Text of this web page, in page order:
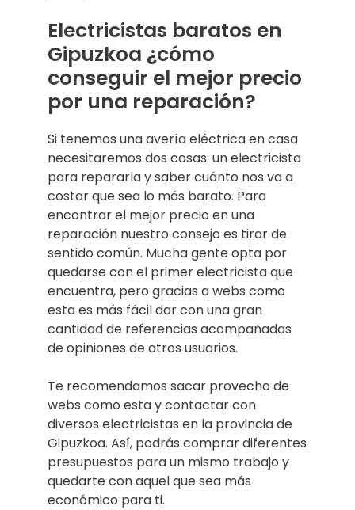
Electricistas baratos en
Gipuzkoa ¿cómo
conseguir el mejor precio
por una reparación?
Si tenemos una avería eléctrica en casa
necesitaremos dos cosas: un electricista
para repararla y saber cuánto nos va a
costar que sea lo más barato. Para
encontrar el mejor precio en una
reparación nuestro consejo es tirar de
sentido común. Mucha gente opta por
quedarse con el primer electricista que
encuentra, pero gracias a webs como
esta es más fácil dar con una gran
cantidad de referencias acompañadas
de opiniones de otros usuarios.
Te recomendamos sacar provecho de
webs como esta y contactar con
diversos electricistas en la provincia de
Gipuzkoa. Así, podrás comprar diferentes
presupuestos para un mismo trabajo y
quedarte con aquel que sea más
económico para ti.